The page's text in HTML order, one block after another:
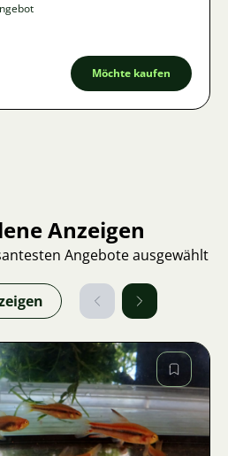
Möchte kaufen
Anzeigen
Angebote ausgewählt
Bild